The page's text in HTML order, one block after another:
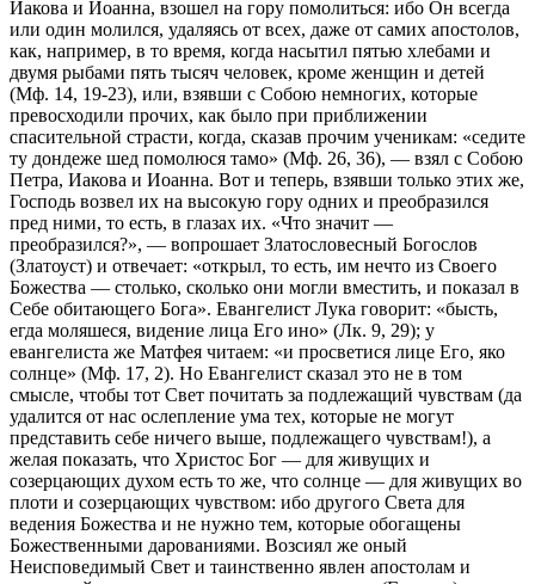
Иакова и Иоанна, взошел на гору помолиться: ибо Он всегда
или один молился, удаляясь от всех, даже от самих апостолов,
как, например, в то время, когда насытил пятью хлебами и
двумя рыбами пять тысяч человек, кроме женщин и детей
(Мф. 14, 19-23), или, взявши с Собою немногих, которые
превосходили прочих, как было при приближении
спасительной страсти, когда, сказав прочим ученикам: «седите
ту дондеже шед помолюся тамо» (Мф. 26, 36), — взял с Собою
Петра, Иакова и Иоанна. Вот и теперь, взявши только этих же,
Господь возвел их на высокую гору одних и преобразился
пред ними, то есть, в глазах их. «Что значит —
преобразился?», — вопрошает Златословесный Богослов
(Златоуст) и отвечает: «открыл, то есть, им нечто из Своего
Божества — столько, сколько они могли вместить, и показал в
Себе обитающего Бога». Евангелист Лука говорит: «бысть,
егда моляшеся, видение лица Его ино» (Лк. 9, 29); у
евангелиста же Матфея читаем: «и просветися лице Его, яко
солнце» (Мф. 17, 2). Но Евангелист сказал это не в том
смысле, чтобы тот Свет почитать за подлежащий чувствам (да
удалится от нас ослепление ума тех, которые не могут
представить себе ничего выше, подлежащего чувствам!), а
желая показать, что Христос Бог — для живущих и
созерцающих духом есть то же, что солнце — для живущих во
плоти и созерцающих чувством: ибо другого Света для
ведения Божества и не нужно тем, которые обогащены
Божественными дарованиями. Возсиял же оный
Неисповедимый Свет и таинственно явлен апостолам и